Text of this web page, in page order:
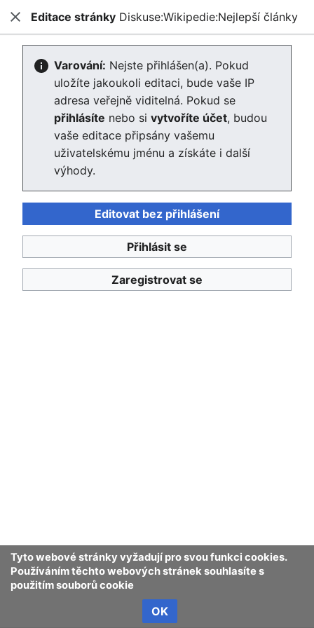
Enviwiki
Vytváření
Diskuse:Wikipedie:Nejlepší články
Editor se nyní načte. Pokud tuto zprávu stále vidíte po
několika sekundách, prosímobnovte stránku
Zpět na stránku „Wikipedie:Nejlepší články“.
Tyto webové stránky vyžadují pro svou funkci cookies.
Používáním těchto webových stránek souhlasíte s
použitím souborů cookie
OK
ZavřítEditace stránky Diskuse:Wikipedie:Nejlepší články
Varování: Nejste přihlášen(a). Pokud
uložíte jakoukoli editaci, bude vaše IP
adresa veřejně viditelná. Pokud se
přihlásíte nebo si vytvoříte účet, budou
vaše editace připsány vašemu
uživatelskému jménu a získáte i další
výhody.
Editovat bez přihlášení
Přihlásit se
Zaregistrovat se